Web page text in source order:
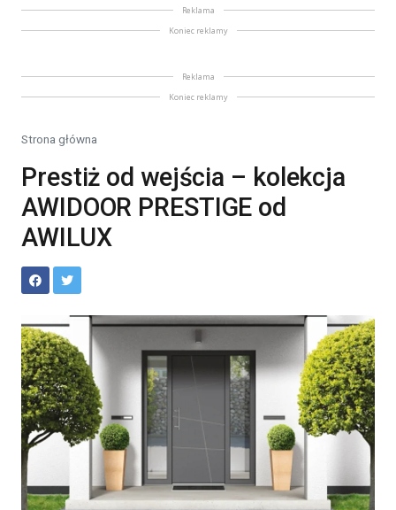
Reklama
Koniec reklamy
Reklama
Koniec reklamy
Strona główna
Prestiż od wejścia – kolekcja
AWIDOOR PRESTIGE od
AWILUX